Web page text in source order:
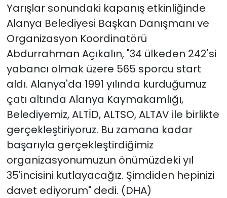
Yarışlar sonundaki kapanış etkinliğinde
Alanya Belediyesi Başkan Danışmanı ve
Organizasyon Koordinatörü
Abdurrahman Açıkalın, "34 ülkeden 242'si
yabancı olmak üzere 565 sporcu start
aldı. Alanya'da 1991 yılında kurduğumuz
çatı altında Alanya Kaymakamlığı,
Belediyemiz, ALTİD, ALTSO, ALTAV ile birlikte
gerçekleştiriyoruz. Bu zamana kadar
başarıyla gerçekleştirdiğimiz
organizasyonumuzun önümüzdeki yıl
35'incisini kutlayacağız. Şimdiden hepinizi
davet ediyorum" dedi. (DHA)